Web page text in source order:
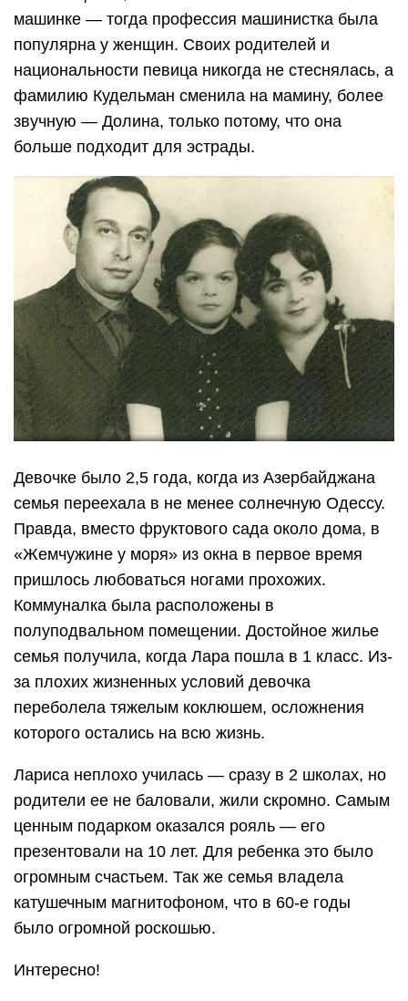
машинке — тогда профессия машинистка была
популярна у женщин. Своих родителей и
национальности певица никогда не стеснялась, а
фамилию Кудельман сменила на мамину, более
звучную — Долина, только потому, что она
больше подходит для эстрады.
Девочке было 2,5 года, когда из Азербайджана
семья переехала в не менее солнечную Одессу.
Правда, вместо фруктового сада около дома, в
«Жемчужине у моря» из окна в первое время
пришлось любоваться ногами прохожих.
Коммуналка была расположены в
полуподвальном помещении. Достойное жилье
семья получила, когда Лара пошла в 1 класс. Из-
за плохих жизненных условий девочка
переболела тяжелым коклюшем, осложнения
которого остались на всю жизнь.
Лариса неплохо училась — сразу в 2 школах, но
родители ее не баловали, жили скромно. Самым
ценным подарком оказался рояль — его
презентовали на 10 лет. Для ребенка это было
огромным счастьем. Так же семья владела
катушечным магнитофоном, что в 60-е годы
было огромной роскошью.
Интересно!